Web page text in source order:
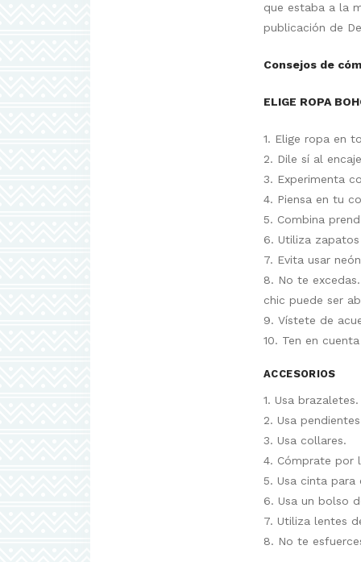
que estaba a la
publicación de
Consejos de
ELIGE ROPA
1. Elige ropa en
2. Dile sí al
3. Experimenta
4. Piensa en tu
5. Combina
6. Utiliza
7. Evita usar
8. No te
chic puede ser
9. Vístete de
10. Ten en
ACCESORIOS
1. Usa brazaletes.
2. Usa
3. Usa collares.
4. Cómprate por
5. Usa cinta
6. Usa un bolso
7. Utiliza lentes
8. No te